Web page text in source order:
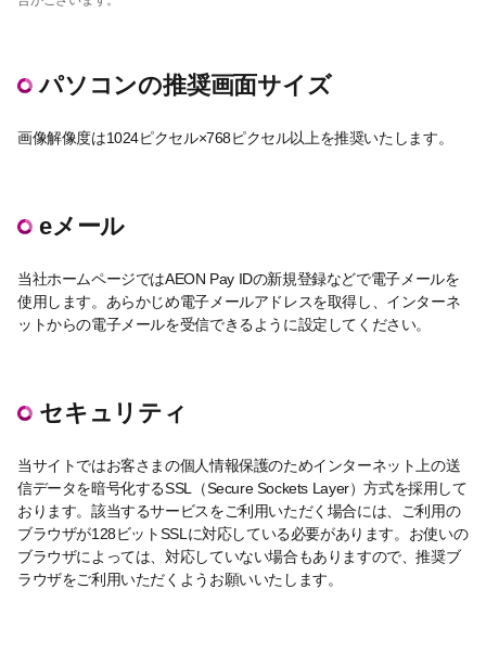
パソコンの推奨画面サイズ
画像解像度は1024ピクセル×768ピクセル以上を推奨いたします。
eメール
当社ホームページではAEON Pay IDの新規登録などで電子メールを
使用します。あらかじめ電子メールアドレスを取得し、インターネ
ットからの電子メールを受信できるように設定してください。
セキュリティ
当サイトではお客さまの個人情報保護のためインターネット上の送
信データを暗号化するSSL（Secure Sockets Layer）方式を採用して
おります。該当するサービスをご利用いただく場合には、ご利用の
ブラウザが128ビットSSLに対応している必要があります。お使いの
ブラウザによっては、対応していない場合もありますので、推奨ブ
ラウザをご利用いただくようお願いいたします。